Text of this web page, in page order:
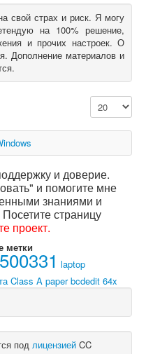
свой страх и риск. Я могу
на 100% решение,
и прочих настроек. О
Дополнение материалов и
Кол-во
и доверие.
и помогите мне
знаниями и
страницу
проект.
метки
laptop
Class A paper bcdedit 64x
под лицензией CC